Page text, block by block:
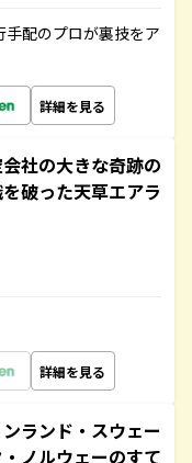
配のプロが裏技をア
詳細を見る
社の大きな奇跡の
破った天草エアラ
詳細を見る
ランド・スウェー
ノルウェーのすて